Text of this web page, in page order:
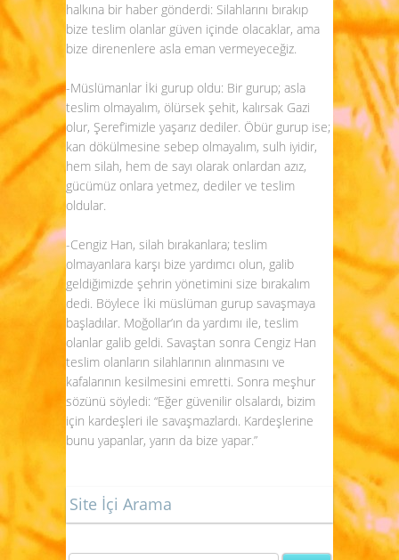
halkına bir haber gönderdi: Silahlarını bırakıp
bize teslim olanlar güven içinde olacaklar, ama
bize direnenlere asla eman vermeyeceğiz.
-Müslümanlar İki gurup oldu: Bir gurup; asla
teslim olmayalım, ölürsek şehit, kalırsak Gazi
olur, Şeref’imizle yaşarız dediler. Öbür gurup ise;
kan dökülmesine sebep olmayalım, sulh iyidir,
hem silah, hem de sayı olarak onlardan azız,
gücümüz onlara yetmez, dediler ve teslim
oldular.
-Cengiz Han, silah bırakanlara; teslim
olmayanlara karşı bize yardımcı olun, galib
geldiğimizde şehrin yönetimini size bırakalım
dedi. Böylece İki müslüman gurup savaşmaya
başladılar. Moğollar’ın da yardımı ile, teslim
olanlar galib geldi. Savaştan sonra Cengiz Han
teslim olanların silahlarının alınmasını ve
kafalarının kesilmesini emretti. Sonra meşhur
sözünü söyledi: “Eğer güvenilir olsalardı, bizim
için kardeşleri ile savaşmazlardı. Kardeşlerine
bunu yapanlar, yarın da bize yapar.”
Site İçi Arama